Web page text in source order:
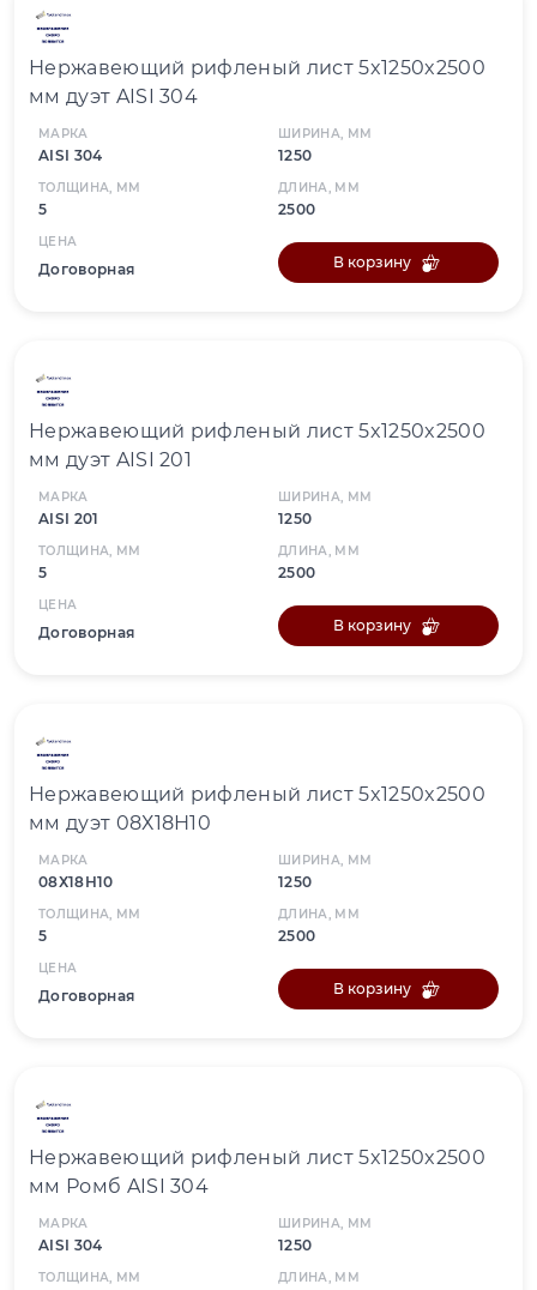
Нержавеющий рифленый лист 5x1250x2500
мм дуэт AISI 304
МАРКА
AISI 304
ШИРИНА, ММ
1250
ТОЛЩИНА, ММ
5
ДЛИНА, ММ
2500
ЦЕНА
Договорная В корзину
Нержавеющий рифленый лист 5x1250x2500
мм дуэт AISI 201
МАРКА
AISI 201
ШИРИНА, ММ
1250
ТОЛЩИНА, ММ
5
ДЛИНА, ММ
2500
ЦЕНА
Договорная В корзину
Нержавеющий рифленый лист 5x1250x2500
мм дуэт 08Х18Н10
МАРКА
08Х18Н10
ШИРИНА, ММ
1250
ТОЛЩИНА, ММ
5
ДЛИНА, ММ
2500
ЦЕНА
Договорная В корзину
Нержавеющий рифленый лист 5x1250x2500
мм Ромб AISI 304
МАРКА
AISI 304
ШИРИНА, ММ
1250
ТОЛЩИНА, ММ ДЛИНА, ММ